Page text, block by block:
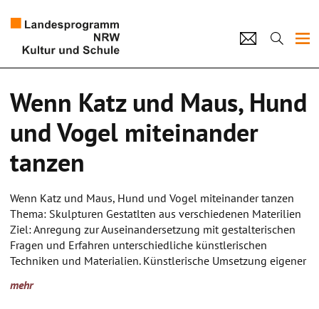
Künstlerpool
home Impressum Datenschutz Kontakt
Wenn Katz und Maus, Hund
und Vogel miteinander
tanzen
Wenn Katz und Maus, Hund und Vogel miteinander tanzen
Thema: Skulpturen Gestatlten aus verschiedenen Materilien
Ziel: Anregung zur Auseinandersetzung mit gestalterischen
Fragen und Erfahren unterschiedliche künstlerischen
Techniken und Materialien. Künstlerische Umsetzung eigener
Teamarbeitund Selbstbewusstsein. Freude am künstlerischen
mehr